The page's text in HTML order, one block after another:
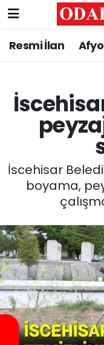
Resmi İlan
İscehisar
boyama,
ASAYİŞ
GÜNCEL
SİYASET
EĞİTİM
MAGAZİN
SAĞLIK
SPOR
11:11 MANŞET
Nöbetçi
Trafik
Süper Lig
Tüm
Son Dakika
Haber Arşivi